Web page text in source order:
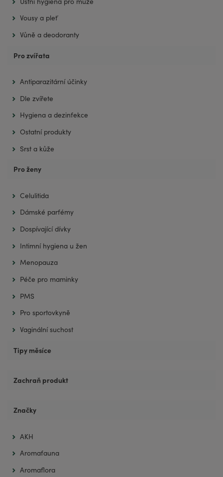
Vousy a pleť
Vůně a deodoranty
Pro zvířata
Antiparazitární účinky
Dle zvířete
Hygiena a dezinfekce
Ostatní produkty
Srst a kůže
Pro ženy
Celulitida
Dámské parfémy
Dospívající dívky
Intimní hygiena u žen
Menopauza
Péče pro maminky
PMS
Pro sportovkyně
Vaginální suchost
Tipy měsíce
Zachraň produkt
Značky
AKH
Aromafauna
Aromaflora